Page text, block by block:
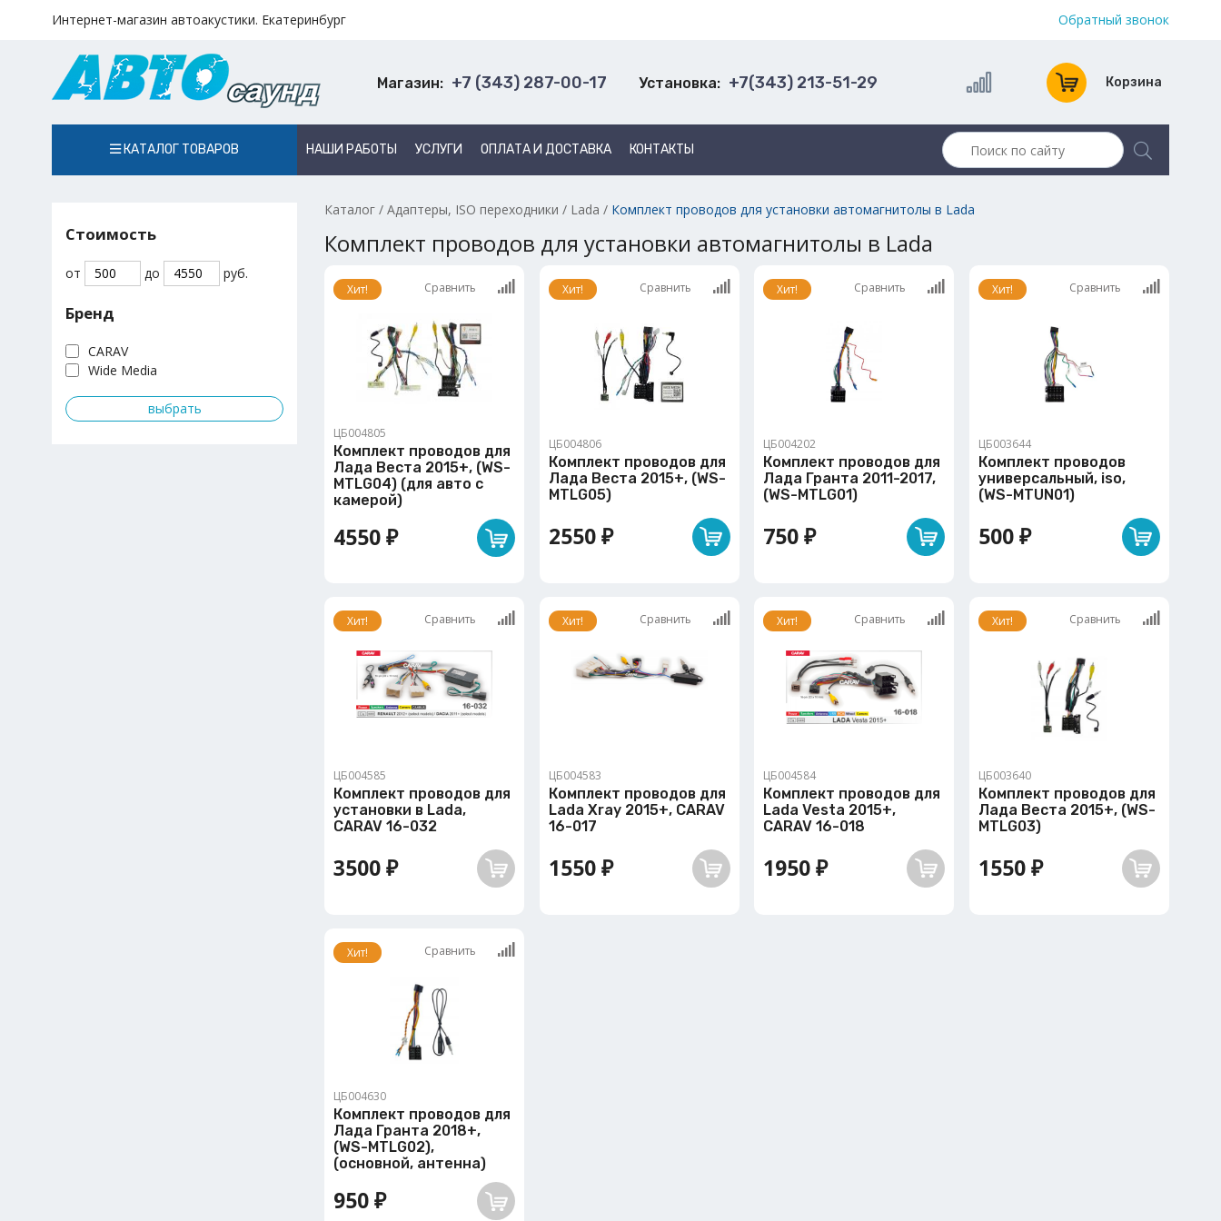
Интернет-магазин автоакустики. Екатеринбург Обратный звонок
Магазин: +7 (343) 287-00-17 Установка: +7(343) 213-51-29 Корзина
КАТАЛОГ ТОВАРОВ НАШИ РАБОТЫ УСЛУГИ ОПЛАТА И ДОСТАВКА КОНТАКТЫ
Стоимость
от до руб.
Бренд
CARAV
Wide Media
Каталог / Адаптеры, ISO переходники / Lada / Комплект проводов для установки автомагнитолы в Lada
Комплект проводов для установки автомагнитолы в Lada
Хит! Сравнить
ЦБ004805
Комплект проводов для
Лада Веста 2015+, (WS-
MTLG04) (для авто с
камерой)
4550 ₽
Хит! Сравнить
ЦБ004806
Комплект проводов для
Лада Веста 2015+, (WS-
MTLG05)
2550 ₽
Хит! Сравнить
ЦБ004202
Комплект проводов для
Лада Гранта 2011-2017,
(WS-MTLG01)
750 ₽
Хит! Сравнить
ЦБ003644
Комплект проводов
универсальный, iso,
(WS-MTUN01)
500 ₽
Хит! Сравнить
ЦБ004585
Комплект проводов для
установки в Lada,
CARAV 16-032
3500 ₽
Хит! Сравнить
ЦБ004583
Комплект проводов для
Lada Xray 2015+, CARAV
16-017
1550 ₽
Хит! Сравнить
ЦБ004584
Комплект проводов для
Lada Vesta 2015+,
CARAV 16-018
1950 ₽
Хит! Сравнить
ЦБ003640
Комплект проводов для
Лада Веста 2015+, (WS-
MTLG03)
1550 ₽
Хит! Сравнить
ЦБ004630
Комплект проводов для
Лада Гранта 2018+,
(WS-MTLG02),
(основной, антенна)
950 ₽